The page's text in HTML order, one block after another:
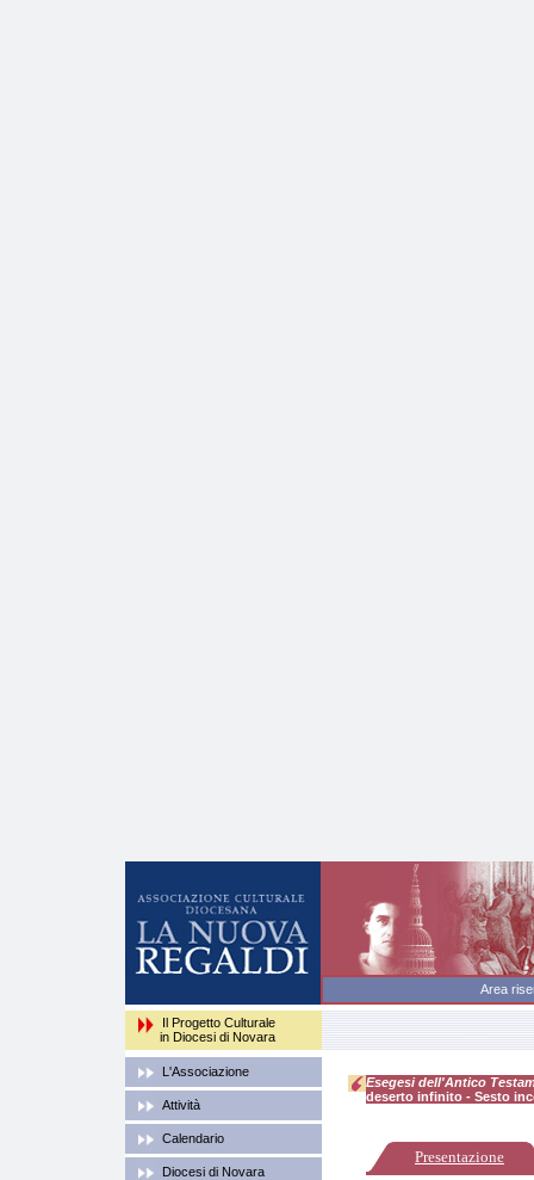
Il Progetto Culturale
in Diocesi di Novara
L'Associazione
Attività
Calendario
Diocesi di Novara
Esegesi dell'Antico
deserto infinito - Sesto
Presentazione